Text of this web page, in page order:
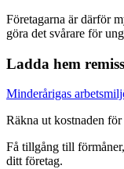
Företagarna är därför
göra det svårare för
Ladda hem
Minderårigas
Räkna ut kostnaden
Få tillgång till
ditt företag.